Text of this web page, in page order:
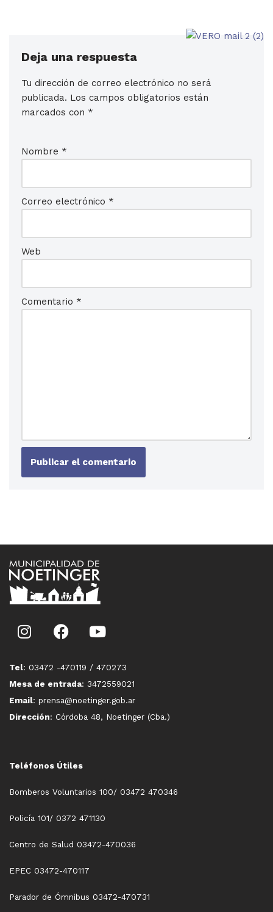
Deja una respuesta
Tu dirección de correo electrónico no será
publicada. Los campos obligatorios están
marcados con *
Nombre *
Correo electrónico *
Web
Comentario *
Tel: 03472 -470119 / 470273
Mesa de entrada: 3472559021
Email: prensa@noetinger.gob.ar
Dirección: Córdoba 48, Noetinger (Cba.)
Teléfonos Útiles
Bomberos Voluntarios 100/ 03472 470346
Policía 101/ 0372 471130
Centro de Salud 03472-470036
EPEC 03472-470117
Parador de Ómnibus 03472-470731